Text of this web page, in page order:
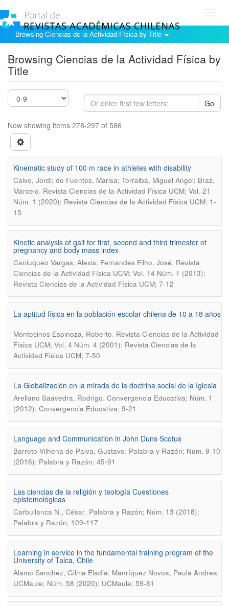
Browsing Ciencias de la Actividad Física by Title
Browsing Ciencias de la Actividad Física by
Title
Go
Now showing items 278-297 of 586
Kinematic study of 100 m race in athletes with disability
Calvo, Jordi; de Fuentes, Marisa; Torralba, Miguel Angel; Braz,
Marcelo. Revista Ciencias de la Actividad Física UCM; Vol. 21
Núm. 1 (2020): Revista Ciencias de la Actividad Física UCM; 1-
15
Kinetic analysis of gait for first, second and third trimester of
pregnancy and body mass index
Caniuqueo Vargas, Alexis; Fernandes Filho, José. Revista
Ciencias de la Actividad Física UCM; Vol. 14 Núm. 1 (2013):
Revista Ciencias de la Actividad Física UCM; 7-12
La aptitud física en la población escolar chilena de 10 a 18 años
Montecinos Espinoza, Roberto. Revista Ciencias de la Actividad
Física UCM; Vol. 4 Núm. 4 (2001): Revista Ciencias de la
Actividad Física UCM; 7-50
La Globalización en la mirada de la doctrina social de la Iglesia
Arellano Saavedra, Rodrigo. Convergencia Educativa; Núm. 1
(2012): Convergencia Educativa; 9-21
Language and Communication in John Duns Scotus
Barreto Vilhena de Paiva, Gustavo. Palabra y Razón; Núm. 9-10
(2016): Palabra y Razón; 45-91
Las ciencias de la religión y teología Cuestiones
epistemológicas
Carbullanca N., César. Palabra y Razón; Núm. 13 (2018):
Palabra y Razón; 109-117
Learning in service in the fundamental training program of the
University of Talca, Chile
Alamo Sanchez, Gilma Eladia; Manríquez Novoa, Paula Andrea.
UCMaule; Núm. 58 (2020): UCMaule; 59-81